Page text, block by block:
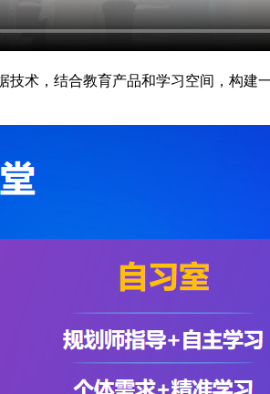
术，结合教育产品和学习空间，构